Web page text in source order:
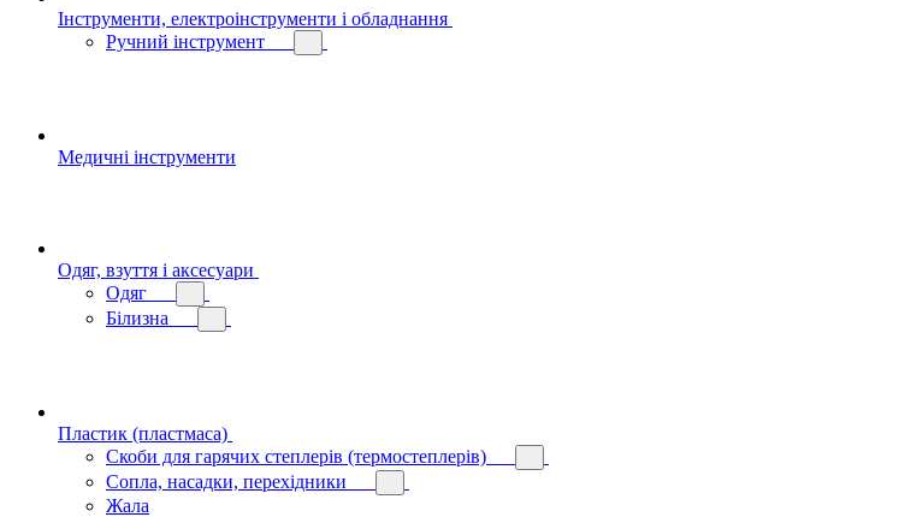
Інструменти, електроінструменти і обладнання
Ручний інструмент
Медичні інструменти
Одяг, взуття і аксесуари
Одяг
Білизна
Пластик (пластмаса)
Скоби для гарячих степлерів (термостеплерів)
Сопла, насадки, перехідники
Жала